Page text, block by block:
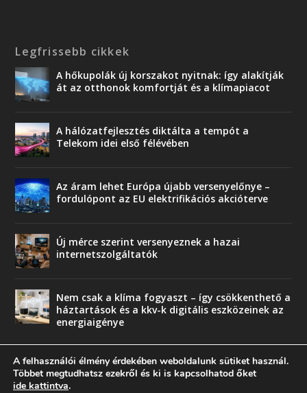
Legfrissebb cikkek
A hőkupolák új korszakot nyitnak: így alakítják
át az otthonok komfortját és a klímapiacot
A hálózatfejlesztés diktálta a tempót a
Telekom idei első félévében
Az áram lehet Európa újabb versenyelőnye –
fordulópont az EU elektrifikációs akcióterve
Új mérce szerint versenyeznek a hazai
internetszolgáltatók
Nem csak a klíma fogyaszt – így csökkenthető a
háztartások és a kkv-k digitális eszközeinek az
energiaigénye
A felhasználói élmény érdekében weboldalunk sütiket használ.
Többet megtudhatsz ezekről és ki is kapcsolhatod őket
ide kattintva.